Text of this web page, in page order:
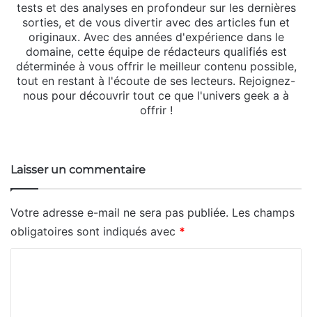
tests et des analyses en profondeur sur les dernières
sorties, et de vous divertir avec des articles fun et
originaux. Avec des années d'expérience dans le
domaine, cette équipe de rédacteurs qualifiés est
déterminée à vous offrir le meilleur contenu possible,
tout en restant à l'écoute de ses lecteurs. Rejoignez-
nous pour découvrir tout ce que l'univers geek a à
offrir !
Laisser un commentaire
Votre adresse e-mail ne sera pas publiée. Les champs
obligatoires sont indiqués avec *